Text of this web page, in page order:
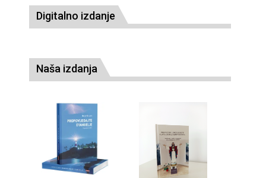
Digitalno izdanje
Naša izdanja